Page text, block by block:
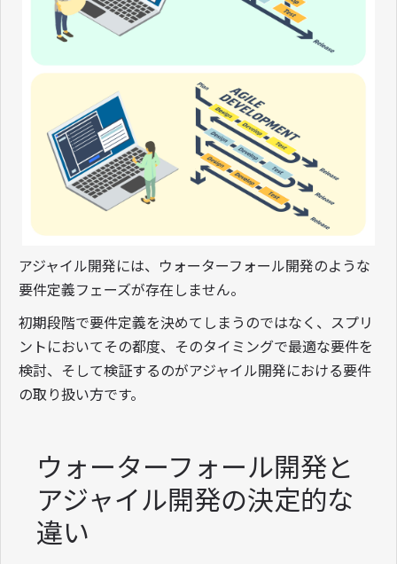
アジャイル開発には、ウォーターフォール開発のような
要件定義フェーズが存在しません。
初期段階で要件定義を決めてしまうのではなく、スプリ
ントにおいてその都度、そのタイミングで最適な要件を
検討、そして検証するのがアジャイル開発における要件
の取り扱い方です。
ウォーターフォール開発と
アジャイル開発の決定的な
違い